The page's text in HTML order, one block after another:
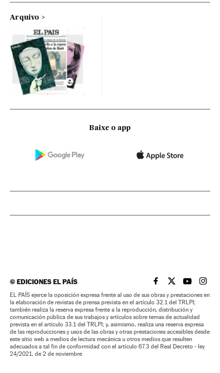
Arquivo
Baixe o app
©EDICIONES EL PAÍS EL PAÍS BRASIL EN
EL PAÍSEL PAÍS
EL
EL PAÍS ejerce la oposición expresa frente al uso de sus obras y prestaciones en
la elaboración de revistas de prensa prevista en el artículo 32.1 del TRLPI;
también realiza la reserva expresa frente a la reproducción, distribución y
comunicación pública de sus trabajos y artículos sobre temas de actualidad
prevista en el artículo 33.1 del TRLPI; y, asimismo, realiza una reserva expresa
de las reproducciones y usos de las obras y otras prestaciones accesibles desde
este sitio web a medios de lectura mecánica u otros medios que resulten
adecuados a tal fin de conformidad con el artículo 67.3 del Real Decreto - ley
24/2021, de 2 de noviembre